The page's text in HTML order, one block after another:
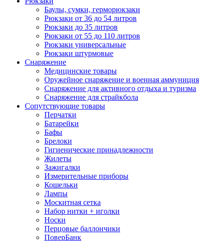
Баулы, сумки, герморюкзаки
Рюкзаки от 36 до 54 литров
Рюкзаки до 35 литров
Рюкзаки от 55 до 110 литров
Рюкзаки универсальные
Рюкзаки штурмовые
Снаряжение
Медицинские товары
Оружейное снаряжение и военная аммуниция
Снаряжение для активного отдыха и туризма
Снаряжение для страйкбола
Сопутствующие товары
Перчатки
Батарейки
Бафы
Брелоки
Гигиенические принадлежности
Жилеты
Зажигалки
Измерительные приборы
Кошельки
Лампы
Москитная сетка
Набор нитки + иголки
Носки
Перцовые баллончики
ПоверБанк